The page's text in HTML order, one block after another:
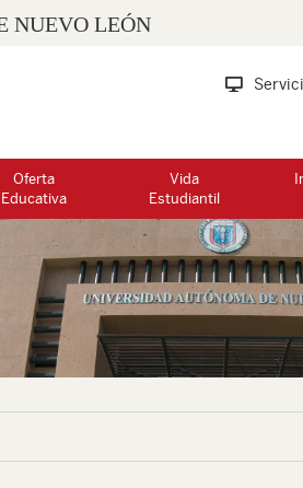
NUEVO LEÓN
Oferta
Educativa
Vida
Estudiantil